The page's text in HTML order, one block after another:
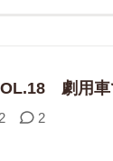
劇用車
2